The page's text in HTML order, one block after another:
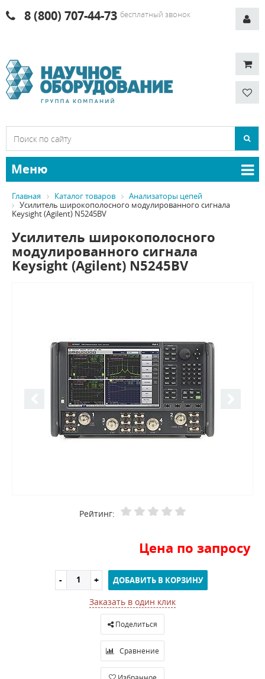
8 (800) 707-44-73 бесплатный звонок
Меню
Главная Каталог товаров
Анализаторы цепей
Усилитель широкополосного модулированного сигнала
Keysight (Agilent) N5245BV
Усилитель широкополосного
модулированного сигнала
Keysight (Agilent) N5245BV
Рейтинг:
Цена по запросу
ДОБАВИТЬ В КОРЗИНУ
Заказать в один клик
Поделиться
Сравнение
Избранное